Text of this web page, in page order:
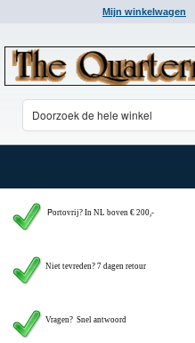
Mijn winkelwagen
Portovrij? In NL boven € 200,-
Niet tevreden? 7 dagen retour
Vragen? Snel antwoord